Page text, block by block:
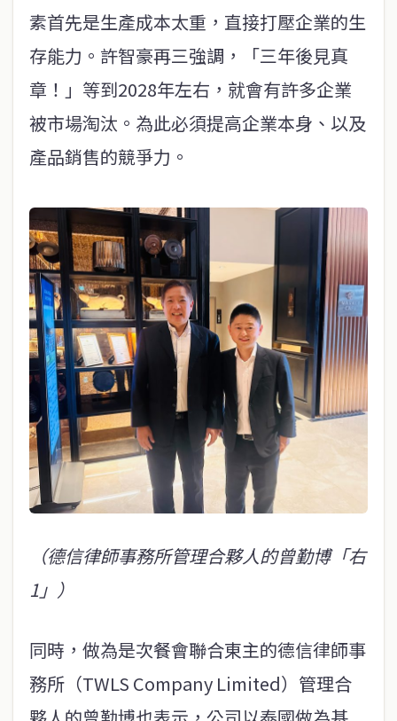
素首先是生產成本太重，直接打壓企業的生
存能力。許智豪再三強調，「三年後見真
章！」等到2028年左右，就會有許多企業
被市場淘汰。為此必須提高企業本身、以及
產品銷售的競爭力。
（德信律師事務所管理合夥人的曾勤博「右
1」）
同時，做為是次餐會聯合東主的德信律師事
務所（TWLS Company Limited）管理合